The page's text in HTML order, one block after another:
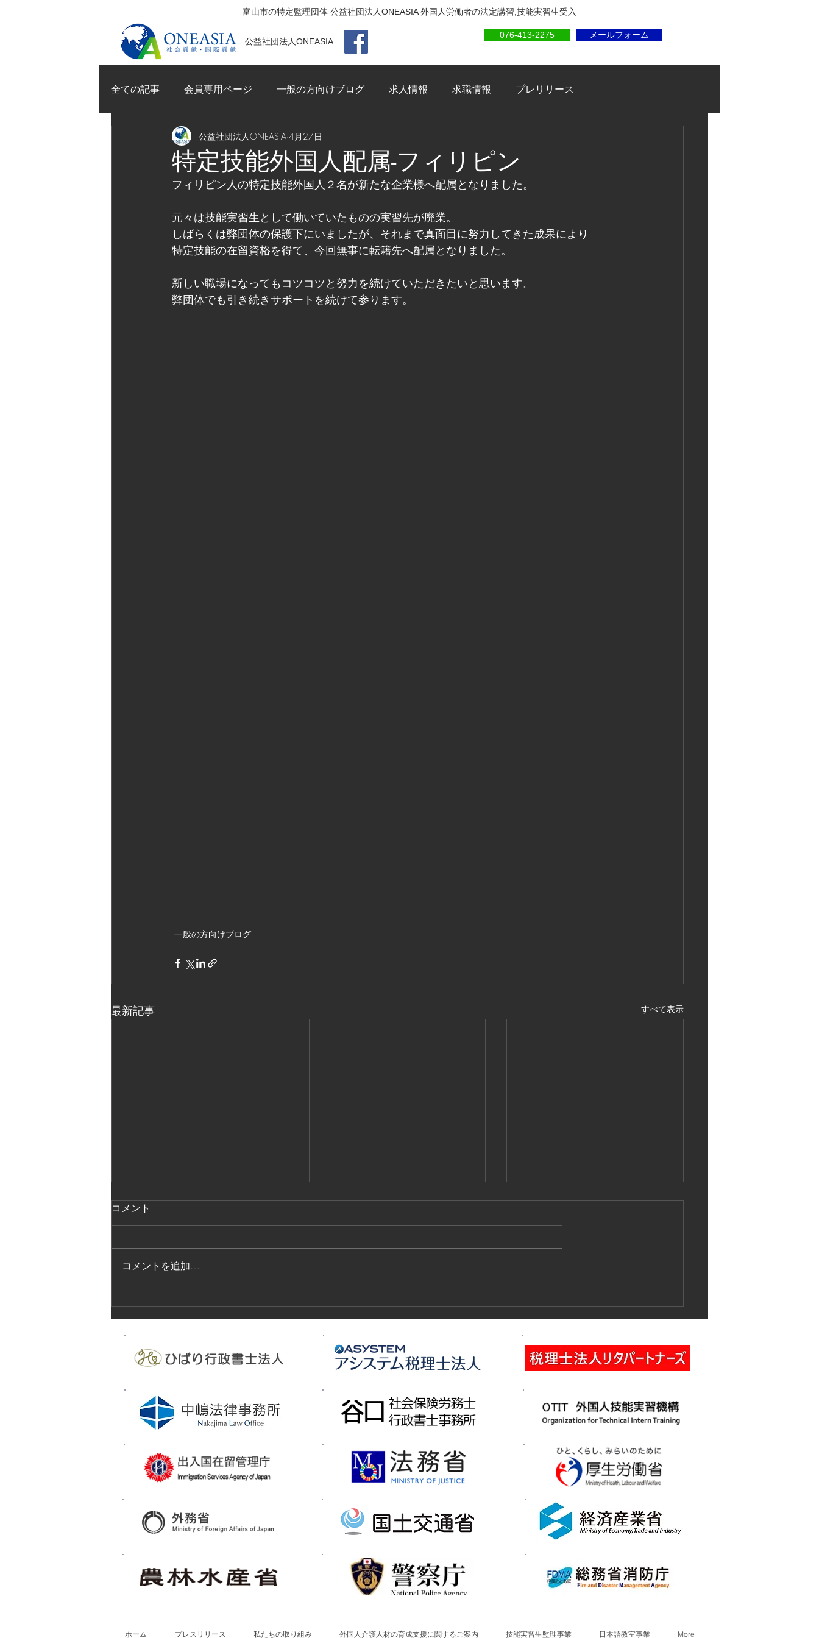
富山市の特定監理団体 公益社団法人ONEASIA 外国人労働者の法定講習,技能実習生受入
公益社団法人ONEASIA
076-413-2275 メールフォーム
全ての記事 会員専用ページ 一般の方向けブログ 求人情報 求職情報 プレリリース
特定技能外国人配属-フィリピン
公益社団法人ONEASIA 4月27日
フィリピン人の特定技能外国人２名が新たな企業様へ配属となりました。
元々は技能実習生として働いていたものの実習先が廃業。
しばらくは弊団体の保護下にいましたが、それまで真面目に努力してきた成果により
特定技能の在留資格を得て、今回無事に転籍先へ配属となりました。
新しい職場になってもコツコツと努力を続けていただきたいと思います。
弊団体でも引き続きサポートを続けて参ります。
一般の方向けブログ
最新記事 すべて表示
法的保護講習の実施
ピン、ベトナム
施
コメント
コメントを追加…
ホーム プレスリリース 私たちの取り組み 外国人介護人材の育成支援に関するご案内 技能実習生監理事業 日本語教室事業 More